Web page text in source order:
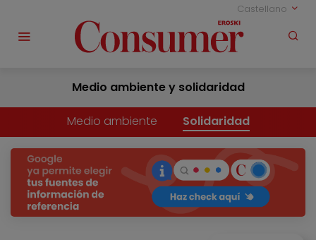
Castellano
Medio ambiente y solidaridad
Medio ambiente Solidaridad